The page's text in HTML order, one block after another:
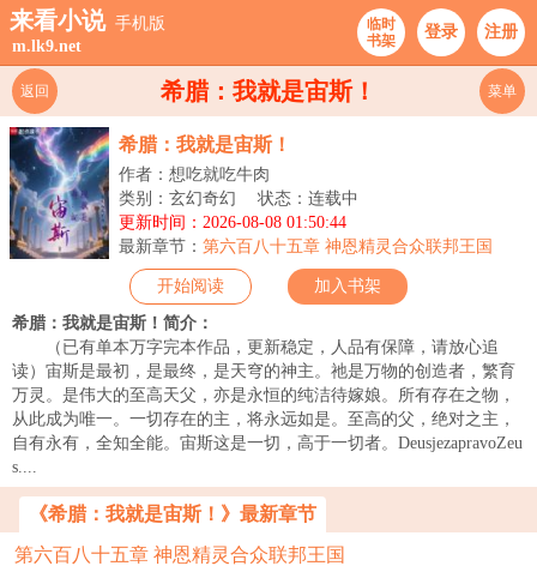
来看小说 手机版
m.lk9.net
临时
书架
登录 注册
希腊：我就是宙斯！
返回 菜单
希腊：我就是宙斯！
作者：想吃就吃牛肉
类别：玄幻奇幻
状态：连载中
更新时间：2026-08-08 01:50:44
最新章节： 第六百八十五章 神恩精灵合众联邦王国
开始阅读 加入书架
希腊：我就是宙斯！简介：
（已有单本万字完本作品，更新稳定，人品有保障，请放心追
读）宙斯是最初，是最终，是天穹的神主。祂是万物的创造者，繁育
万灵。是伟大的至高天父，亦是永恒的纯洁待嫁娘。所有存在之物，
从此成为唯一。一切存在的主，将永远如是。至高的父，绝对之主，
自有永有，全知全能。宙斯这是一切，高于一切者。DeusjezapravoZeu
s....
《希腊：我就是宙斯！》最新章节
第六百八十五章 神恩精灵合众联邦王国